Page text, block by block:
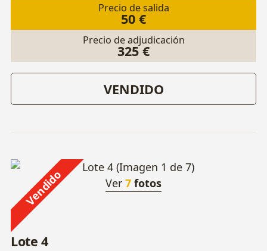
Precio de salida
50 €
Precio de adjudicación
325 €
VENDIDO
Vendido Ver 7 fotos
Lote 4